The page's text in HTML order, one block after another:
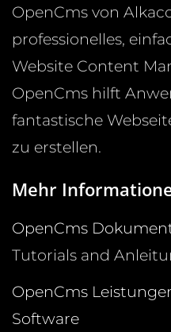
OpenCms von
professionelles,
Website Content
OpenCms hilft
fantastische
zu erstellen.
Mehr
OpenCms
Tutorials and
OpenCms
Software